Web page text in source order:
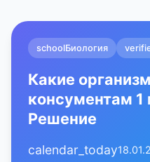
schoolБиология
Какие
консументам 1
Решение
calendar_today